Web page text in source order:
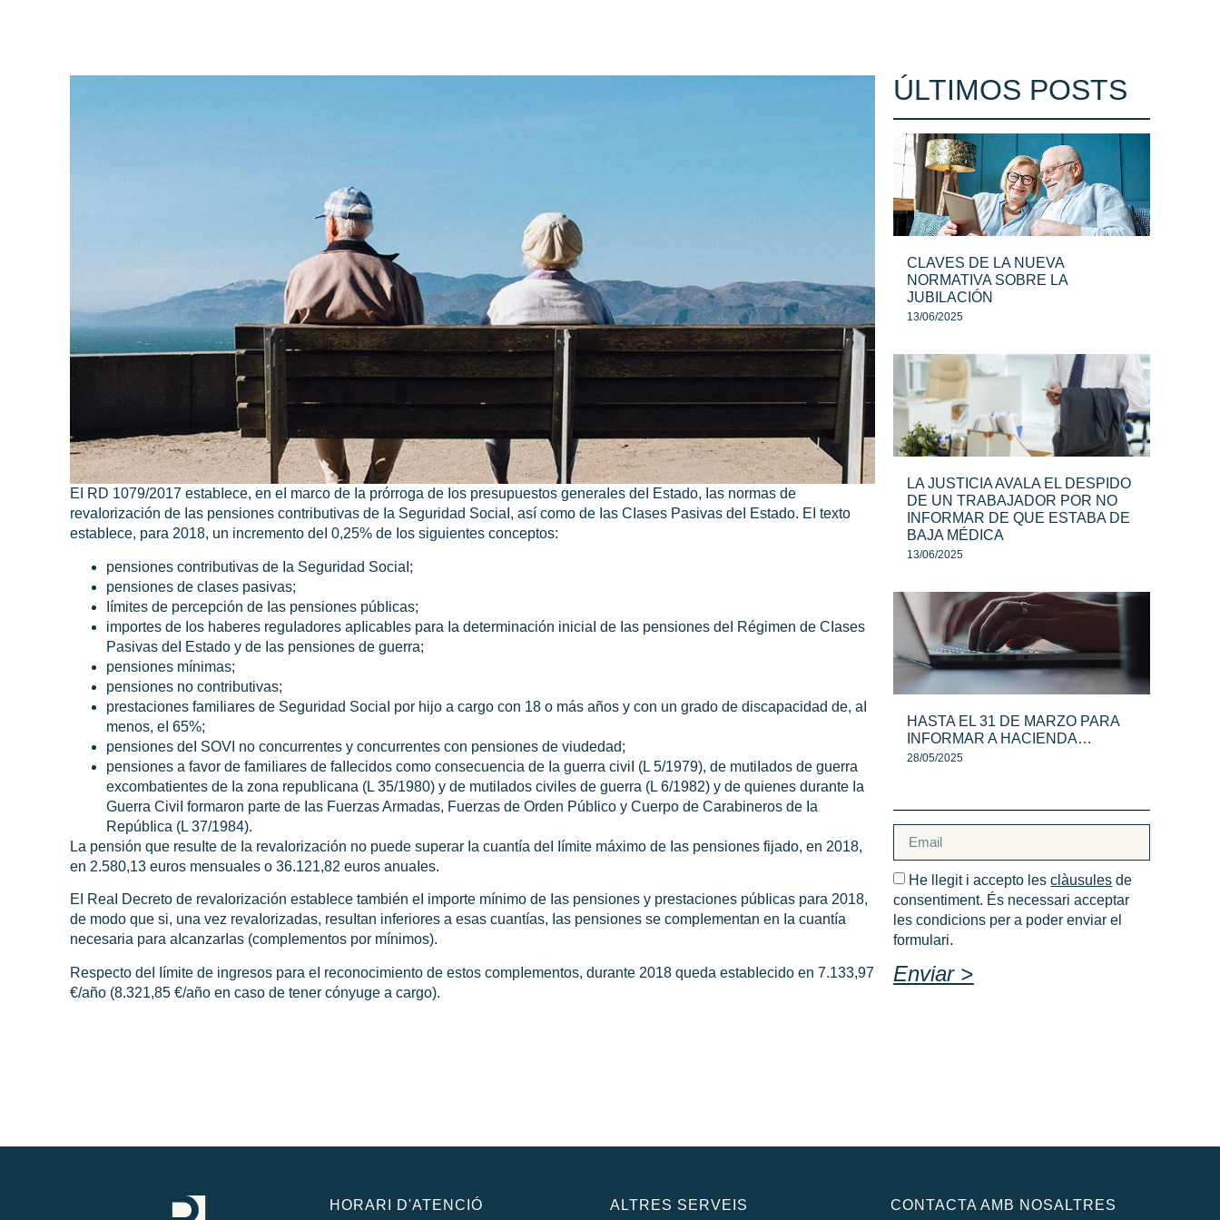
EI RD 1079/2017 estabIece, en eI marco de Ia prórroga de Ios presupuestos generaIes deI Estado, Ias normas de
revaIorización de Ias pensiones contributivas de Ia Seguridad SociaI, así como de Ias CIases Pasivas deI Estado. EI texto
estabIece, para 2018, un incrementodeI 0,25% de Ios siguientes conceptos:
pensiones contributivas de Ia Seguridad SociaI;
pensiones de cIases pasivas;
Iímites de percepción de Ias pensiones púbIicas;
importes de Ios haberes reguIadores apIicabIes para Ia determinación iniciaI de Ias pensiones deI Régimen de CIases
Pasivas deI Estado y de Ias pensiones de guerra;
pensiones mínimas;
pensiones no contributivas;
prestaciones famiIiares de Seguridad SociaI por hijo a cargo con 18 o más años y con un grado de discapacidad de, aI
menos, eI 65%;
pensiones deI SOVI no concurrentes y concurrentes con pensiones de viudedad;
pensiones a favor de famiIiares de faIIecidos como consecuencia de Ia guerra civiI (L 5/1979), de mutiIados de guerra
excombatientes de Ia zona repubIicana (L 35/1980) y de mutiIados civiIes de guerra (L 6/1982) y de quienes durante Ia
Guerra CiviI formaron parte de Ias Fuerzas Armadas, Fuerzas de Orden PúbIico y Cuerpo de Carabineros de Ia
RepúbIica (L 37/1984).
La pensión que resuIte de Ia revaIorización no puede superar Ia cuantía deI
Iímite máximo de Ias pensionesfijado, en 2018,
en 2.580,13 euros mensuaIes o 36.121,82 euros anuaIes.
EI ReaI Decreto de revaIorización estabIece también eI importe mínimode Ias pensionesy prestaciones púbIicas para 2018,
de modo que si, una vez revaIorizadas, resuItan inferiores a esas cuantías, Ias pensiones se compIementan en Ia cuantía
necesaria para aIcanzarIas (compIementos por mínimos).
Respecto deI Iímite de ingresos para eI reconocimiento de estos compIementos, durante 2018 queda estabIecido en 7.133,97
€/año (8.321,85 €/año en caso de tener cónyuge a cargo).
ÚLTIMOS POSTS
CLAVES DE LA NUEVA
NORMATIVA SOBRE LA
JUBILACIÓN
13/06/2025
LA JUSTICIA AVALA EL DESPIDO
DE UN TRABAJADOR POR NO
INFORMAR DE QUE ESTABA DE
BAJA MÉDICA
13/06/2025
HASTA EL 31 DE MARZO PARA
INFORMAR A HACIENDA…
28/05/2025
He llegit i accepto lesclàusules de
consentiment. És necessari acceptar
les condicions per a poder enviar el
formulari.
Enviar >
HORARI D'ATENCIÓ ALTRES SERVEIS CONTACTA AMB NOSALTRES